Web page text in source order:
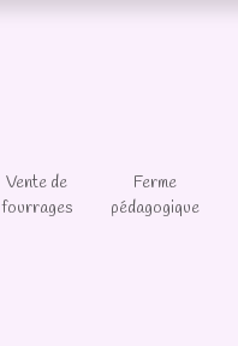
Vente de
fourrages
Ferme
pédagogique